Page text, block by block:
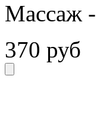
Массаж -
370 руб